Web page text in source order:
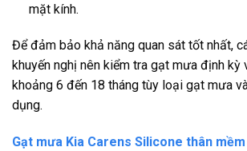
mặt kính.
Để đảm bảo khả năng quan sát tốt nhất,
khuyến nghị nên kiểm tra gạt mưa định kỳ
khoảng 6 đến 18 tháng tùy loại gạt mưa
dụng.
Gạt mưa Kia Carens Silicone thân